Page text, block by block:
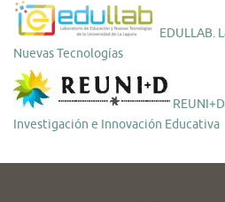
EDULLAB.
Nuevas Tecnologías
Investigación e Innovación Educativa